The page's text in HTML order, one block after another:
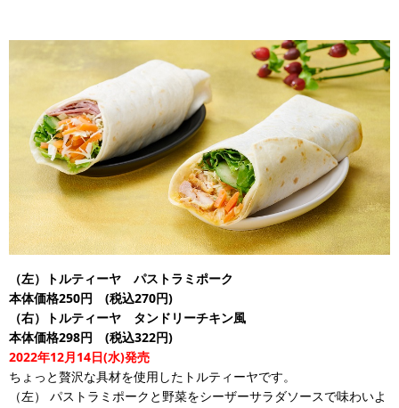
（左）トルティーヤ パストラミポーク
本体価格250円 (税込270円)
（右）トルティーヤ タンドリーチキン風
本体価格298円 (税込322円)
2022年12月14日(水)発売
ちょっと贅沢な具材を使用したトルティーヤです。
（左） パストラミポークと野菜をシーザーサラダソースで味わいよ